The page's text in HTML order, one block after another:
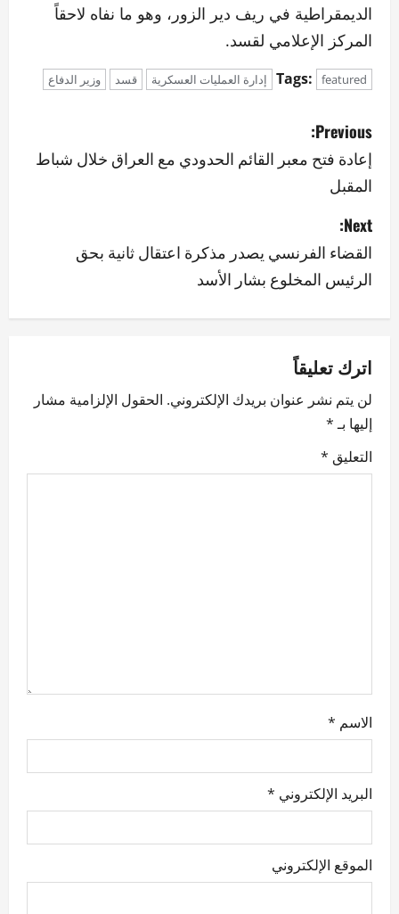
الديمقراطية في ريف دير الزور، وهو ما نفاه لاحقاً
المركز الإعلامي لقسد.
Tags: featured إدارة العمليات العسكرية قسد وزير الدفاع
P
o
s
t
n
a
i
g
a
Previous:
إعادة فتح معبر القائم الحدودي مع العراق خلال شباط
المقبل
Next:
القضاء الفرنسي يصدر مذكرة اعتقال ثانية بحق
الرئيس المخلوع بشار الأسد
اترك تعليقاً
لن يتم نشر عنوان بريدك الإلكتروني. الحقول الإلزامية مشار
إليها بـ*
التعليق *
الاسم *
البريد الإلكتروني *
الموقع الإلكتروني